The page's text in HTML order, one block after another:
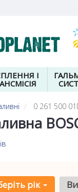
І
0 261 500
рік